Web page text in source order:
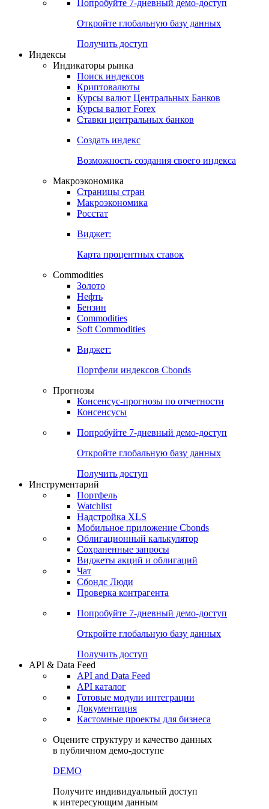
Попробуйте 7-дневный демо-доступ
Откройте глобальную базу данных
Получить доступ
Индексы
Индикаторы рынка
Поиск индексов
Криптовалюты
Курсы валют Центральных Банков
Курсы валют Forex
Ставки центральных банков
Создать индекс
Возможность создания своего индекса
Макроэкономика
Страницы стран
Макроэкономика
Росстат
Виджет:
Карта процентных ставок
Commodities
Золото
Нефть
Бензин
Commodities
Soft Commodities
Виджет:
Портфели индексов Cbonds
Прогнозы
Консенсус-прогнозы по отчетности
Консенсусы
Попробуйте 7-дневный демо-доступ
Откройте глобальную базу данных
Получить доступ
Инструментарий
Портфель
Watchlist
Надстройка XLS
Мобильное приложение Cbonds
Облигационный калькулятор
Сохраненные запросы
Виджеты акций и облигаций
Чат
Сбондс Люди
Проверка контрагента
Попробуйте 7-дневный демо-доступ
Откройте глобальную базу данных
Получить доступ
API & Data Feed
API and Data Feed
API каталог
Готовые модули интеграции
Документация
Кастомные проекты для бизнеса
Оцените структуру и качество данных
в публичном демо-доступе
DEMO
Получите индивидуальный доступ
к интересующим данным